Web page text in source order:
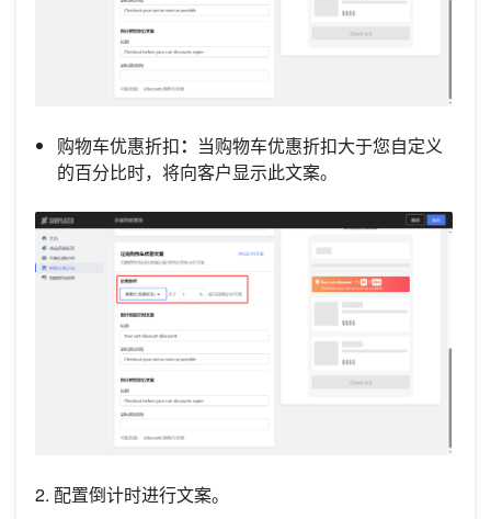
购物车优惠折扣： 当购物车优惠折扣大于您自定义
的百分比时，将向客户显示此文案。
2. 配置倒计时进行文案。